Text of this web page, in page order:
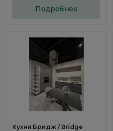
Подробнее
Кухня Бридж / Bridge